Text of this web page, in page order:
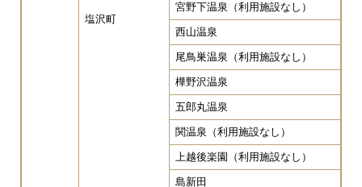
塩沢町
宮野下温泉（利用施設なし）
西山温泉
尾鳥巣温泉（利用施設なし）
樺野沢温泉
五郎丸温泉
関温泉（利用施設なし）
上越後楽園（利用施設なし）
島新田